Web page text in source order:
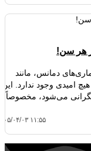
دمانس، مانند
امیدی وجود ندارد. این
می‌شود، مخصوصاً
۱۴۰۵/۰۴/۰۳